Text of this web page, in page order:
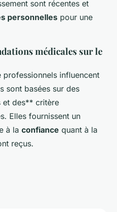
sont récentes et
personnelles pour une
médicales sur le
professionnels influencent
sont basées sur des
et des** critère
Elles fournissent un
à la confiance quant à la
reçus.